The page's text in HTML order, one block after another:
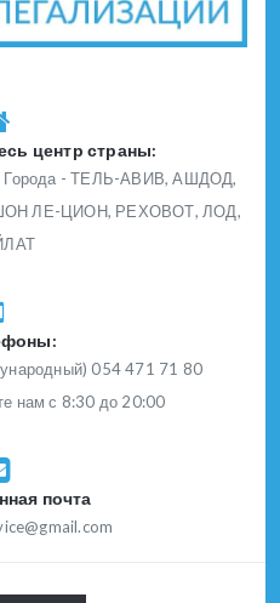
центр страны:
- ТЕЛЬ-АВИВ, АШДОД,
ЛЕ-ЦИОН, РЕХОВОТ, ЛОД,
054 471 71 80
нам с 8:30 до 20:00
почта